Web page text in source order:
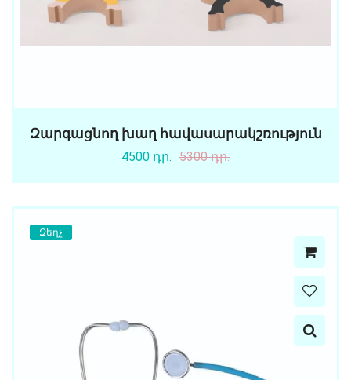
Զարգացնող խաղ հավասարակշռություն
4500 դր. 5300 դր.
Զեղչ